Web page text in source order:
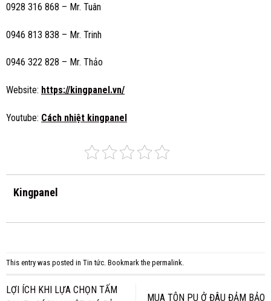
0928 316 868 – Mr. Tuân
0946 813 838 – Mr. Trinh
0946 322 828 – Mr. Thảo
Website: https://kingpanel.vn/
Youtube: Cách nhiệt kingpanel
Kingpanel
This entry was posted in Tin tức. Bookmark the permalink.
LỢI ÍCH KHI LỰA CHỌN TẤM
MUA TÔN PU Ở ĐÂU ĐẢM BẢO